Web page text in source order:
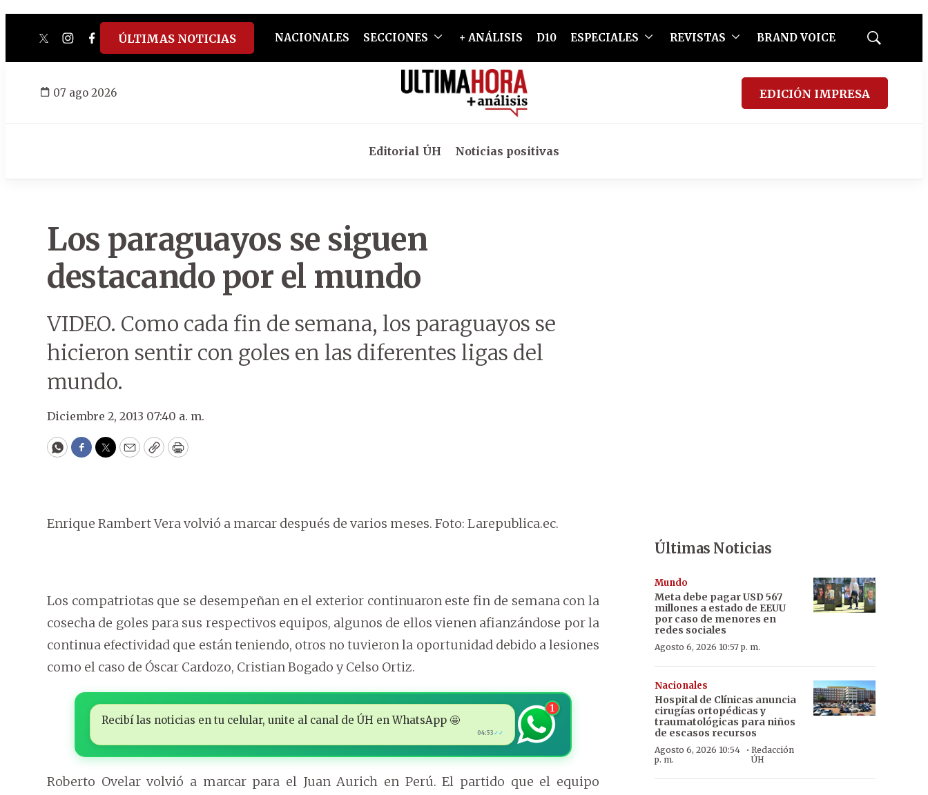
twitterinstagram
facebook
tiktokyoutube
spotify
ÚLTIMAS NOTICIAS NACIONALES SECCIONES + ANÁLISIS D10 ESPECIALES REVISTAS BRAND VOICE
Mostrar
07 ago 2026 EDICIÓN IMPRESA
Editorial ÚH Noticias positivas
Los paraguayos se siguen
destacando por el mundo
VIDEO. Como cada fin de semana, los paraguayos se
hicieron sentir con goles en las diferentes ligas del
mundo.
Diciembre 2, 2013 07:40 a. m.
WhatsApp
Facebook
Twitter
EmailCopyPrint
Enrique Rambert Vera volvió a marcar después de varios meses. Foto: Larepublica.ec.
Los compatriotas que se desempeñan en el exterior continuaron este fin de semana con la
cosecha de goles para sus respectivos equipos, algunos de ellos vienen afianzándose por la
continua efectividad que están teniendo, otros no tuvieron la oportunidad debido a lesiones
como el caso de Óscar Cardozo, Cristian Bogado y Celso Ortiz.
Recibí las noticias en tu celular, unite al canal de ÚH en WhatsApp 🤩
04:53 ✓✓
1
Roberto Ovelar volvió a marcar para el Juan Aurich en Perú. El partido que el equipo
Últimas Noticias
Mundo
Meta debe pagar USD 567
millones a estado de EEUU
por caso de menores en
redes sociales
Agosto 6, 2026 10:57 p. m.
Nacionales
Hospital de Clínicas anuncia
cirugías ortopédicas y
traumatológicas para niños
de escasos recursos
Agosto 6, 2026 10:54
p. m.
· Redacción
ÚH